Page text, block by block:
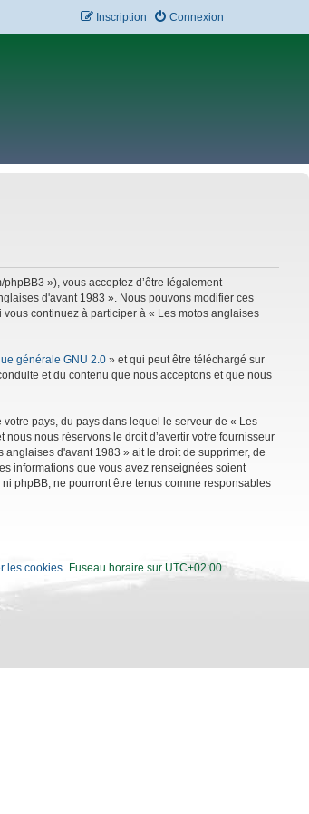
Connexion
Inscription
»), vous acceptez d’être légalement
d'avant 1983 ». Nous pouvons modifier ces
continuez à participer à « Les motos anglaises
générale GNU 2.0 » et qui peut être téléchargé sur
et du contenu que nous acceptons et que nous
pays, du pays dans lequel le serveur de « Les
nous réservons le droit d’avertir votre fournisseur
anglaises d'avant 1983 » ait le droit de supprimer, de
informations que vous avez renseignées soient
phpBB, ne pourront être tenus comme responsables
Fuseau horaire sur UTC+02:00
les cookies